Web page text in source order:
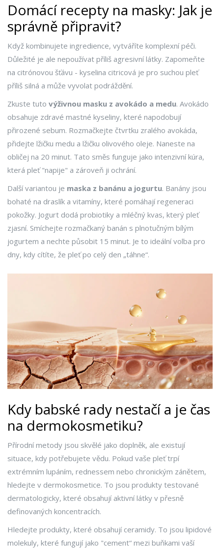
Domácí recepty na masky: Jak je
správně připravit?
Když kombinujete ingredience, vytváříte komplexní péči.
Důležité je ale nepoužívat příliš agresivní látky. Zapomeňte
na citrónovou šťávu - kyselina citricová je pro suchou pleť
příliš silná a může vyvolat podráždění.
Zkuste tuto výživnou masku z avokádo a medu. Avokádo
obsahuje zdravé mastné kyseliny, které napodobují
přirozené sebum. Rozmačkejte čtvrtku zralého avokáda,
přidejte lžičku medu a lžičku olivového oleje. Naneste na
obličej na 20 minut. Tato směs funguje jako intenzivní kúra,
která pleť "napije" a zároveň ji ochrání.
Další variantou je maska z banánu a jogurtu. Banány jsou
bohaté na draslík a vitamíny, které pomáhají regeneraci
pokožky. Jogurt dodá probiotiky a mléčný kvas, který pleť
zjasní. Smíchejte rozmačkaný banán s plnotučným bílým
jogurtem a nechte působit 15 minut. Je to ideální volba pro
dny, kdy cítíte, že pleť po celý den „táhne“.
Kdy babské rady nestačí a je čas
na dermokosmetiku?
Přírodní metody jsou skvělé jako doplněk, ale existují
situace, kdy potřebujete vědu. Pokud vaše pleť trpí
extrémním lupáním, rednessem nebo chronickým zánětem,
hledejte v dermokosmetice. To jsou produkty testované
dermatologicky, které obsahují aktivní látky v přesně
definovaných koncentracích.
Hledejte produkty, které obsahují ceramidy. To jsou lipidové
molekuly, které fungují jako "cement“ mezi buňkami vaší